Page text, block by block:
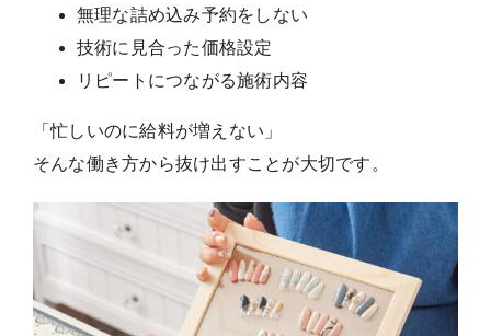
無理な詰め込み予約をしない
技術に見合った価格設定
リピートにつながる施術内容
「忙しいのに給料が増えない」
そんな働き方から抜け出すことが大切です。